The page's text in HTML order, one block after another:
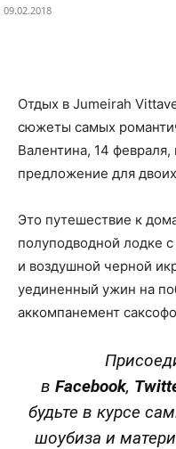
09.02.2018
Отдых в Jumeirah
сюжеты самых
Валентина, 14
предложение для двоих
Это путешествие к
полуподводной лодке
и воздушной черной
уединенный ужин на
аккомпанемент
в Facebook,
будьте в курсе
шоубиза и